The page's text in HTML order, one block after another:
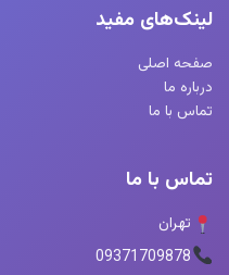
لینک‌های مفید
صفحه اصلی
درباره ما
تماس با ما
تماس با ما
تهران
09371709878